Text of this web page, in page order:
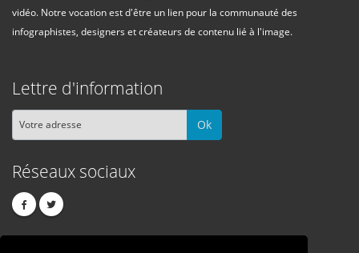
vidéo. Notre vocation est d'être un lien pour la communauté des
infographistes, designers et créateurs de contenu lié à l'image.
Lettre d'information
Ok
Réseaux sociaux